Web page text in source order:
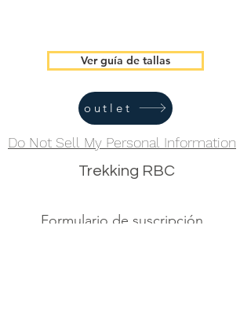
Ver guía de tallas
outlet
Do Not Sell My Personal Information
Trekking RBC
Formulario de suscripción